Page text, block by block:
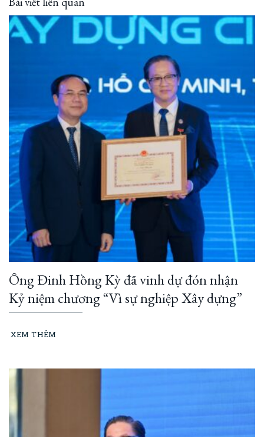
Ông Đinh Hồng Kỳ đã vinh dự đón nhận
Kỷ niệm chương “Vì sự nghiệp Xây dựng”
XEM THÊM